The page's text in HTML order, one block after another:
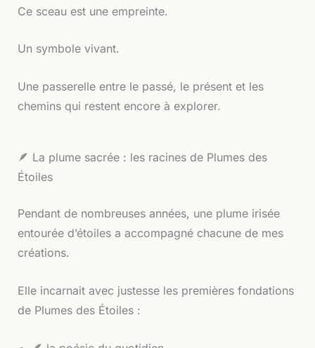
Ce sceau est une empreinte.
Un symbole vivant.
Une passerelle entre le passé, le présent et les
chemins qui restent encore à explorer.
🪶 La plume sacrée : les racines de Plumes des
Étoiles
Pendant de nombreuses années, une plume irisée
entourée d’étoiles a accompagné chacune de mes
créations.
Elle incarnait avec justesse les premières fondations
de Plumes des Étoiles :